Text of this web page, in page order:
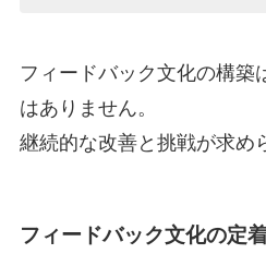
フィードバック文化の構築
はありません。
継続的な改善と挑戦が求め
フィードバック文化の定